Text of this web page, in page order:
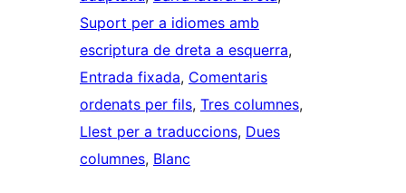
Suport per a idiomes amb
escriptura de dreta a esquerra
Entrada fixada, Comentaris
ordenats per fils, Tres columnes
Llest per a traduccions, Dues
columnes, Blanc